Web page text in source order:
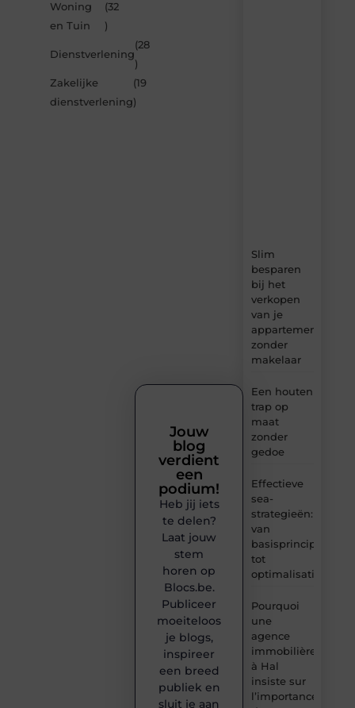
Woning
en Tuin
(32
)
Dienstverlening
(28
)
Zakelijke
dienstverlening
(19
)
Slim
besparen
bij het
verkopen
van je
appartement
zonder
makelaar
Een houten
trap op
maat
zonder
gedoe
Effectieve
sea-
strategieën:
van
basisprincipes
tot
optimalisatie
Pourquoi
une
agence
immobilière
à Hal
insiste sur
l’importance
Jouw
blog
verdient
een
podium!
Heb jij iets
te delen?
Laat jouw
stem
horen op
Blocs.be.
Publiceer
moeiteloos
je blogs,
inspireer
een breed
publiek en
sluit je aan